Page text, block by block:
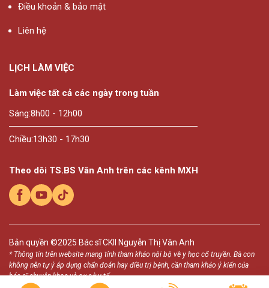
Điều khoản & bảo mật
Liên hệ
LỊCH LÀM VIỆC
Làm việc tất cả các ngày trong tuần
Sáng:8h00 - 12h00
Chiều:13h30 - 17h30
Theo dõi TS.BS Vân Anh trên các kênh MXH
Bản quyền ©2025 Bác sĩ CKII Nguyễn Thị Vân Anh
* Thông tin trên website mang tính tham khảo nội bộ về y học cổ truyền. Bà con
không nên tự ý áp dụng chẩn đoán hay điều trị bệnh, cần tham khảo ý kiến của
bác sĩ chuyên khoa và cơ sở y tế.